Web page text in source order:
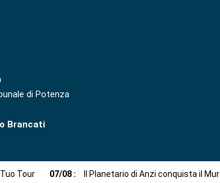
di Potenza
Brancati
Tour 07/08 : Il Planetario di Anzi conquista il Mur